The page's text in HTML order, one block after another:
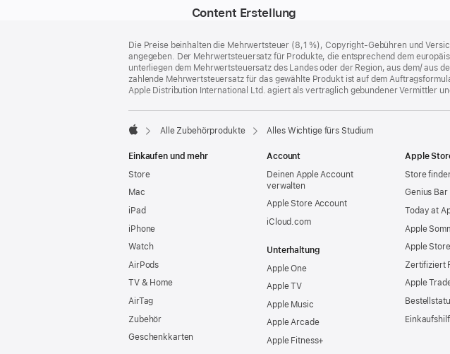
Content Erstellung
Die Preise beinhalten die Mehrwertsteuer (8,1 %), Copyright-Gebühren und
angegeben. Der Mehrwertsteuersatz für Produkte, die entsprechend dem
unterliegen dem Mehrwertsteuersatz des Landes oder der Region, aus dem/ aus
zahlende Mehrwertsteuersatz für das gewählte Produkt ist auf dem
Apple Distribution International Ltd. agiert als vertraglich gebundener Vermittler
Alle Zubehörprodukte Alles Wichtige fürs Studium
Einkaufen und mehr
Store
Mac
iPad
iPhone
Watch
AirPods
TV & Home
AirTag
Zubehör
Geschenkkarten
Account
Deinen Apple Account
verwalten
Apple Store Account
iCloud.com
Unterhaltung
Apple One
Apple TV
Apple Music
Apple Arcade
Apple Fitness+
Apple
Store
Genius Bar
Today at
Apple
Apple
Zertifiziert
Apple